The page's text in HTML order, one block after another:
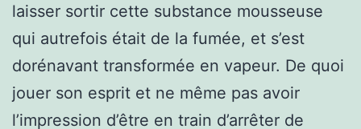
laisser sortir cette substance mousseuse
qui autrefois était de la fumée, et s’est
dorénavant transformée en vapeur. De quoi
jouer son esprit et ne même pas avoir
l’impression d’être en train d’arrêter de